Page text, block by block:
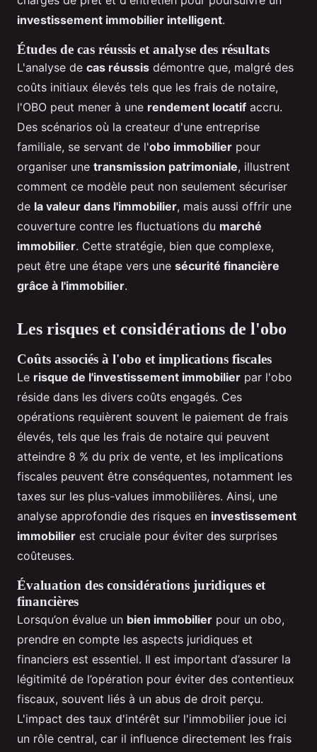
investissement immobilier intelligent.
Études de cas réussis et analyse des résultats
L'analyse de cas réussis démontre que, malgré des
coûts initiaux élevés tels que les frais de notaire,
l'OBO peut mener à une rendement locatif accru.
Des scénarios où la createur d'une entreprise
familiale, se servant de l'obo immobilier pour
organiser une transmission patrimoniale, illustrent
comment ce modèle peut non seulement sécuriser
de la valeur dans l'immobilier, mais aussi offrir une
couverture contre les fluctuations du marché
immobilier. Cette stratégie, bien que complexe,
peut être une étape vers une sécurité financière
grâce à l'immobilier.
Les risques et considérations de l'obo
Coûts associés à l'obo et implications fiscales
Le risque de l'investissement immobilier par l'obo
réside dans les divers coûts engagés. Ces
opérations requièrent souvent le paiement de frais
élevés, tels que les frais de notaire qui peuvent
atteindre 8 % du prix de vente, et les implications
fiscales peuvent être conséquentes, notamment les
taxes sur les plus-values immobilières. Ainsi, une
analyse approfondie des risques en investissement
immobilier est cruciale pour éviter des surprises
coûteuses.
Évaluation des considérations juridiques et
financières
Lorsqu’on évalue un bien immobilier pour un obo,
prendre en compte les aspects juridiques et
financiers est essentiel. Il est important d’assurer la
légitimité de l’opération pour éviter des contentieux
fiscaux, souvent liés à un abus de droit perçu.
L'impact des taux d'intérêt sur l'immobilier joue ici
un rôle central, car il influence directement les frais